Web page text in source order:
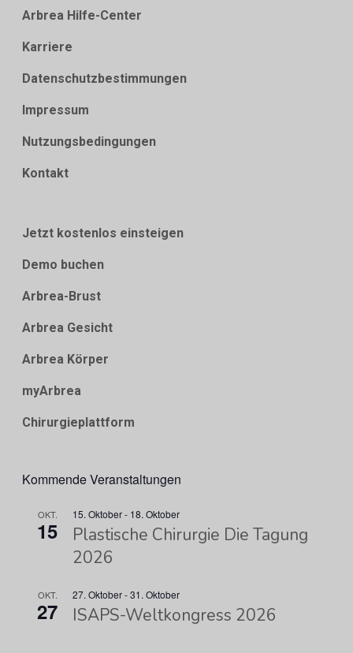
Arbrea Hilfe-Center
Karriere
Datenschutzbestimmungen
Impressum
Nutzungsbedingungen
Kontakt
Jetzt kostenlos einsteigen
Demo buchen
Arbrea-Brust
Arbrea Gesicht
Arbrea Körper
myArbrea
Chirurgieplattform
Kommende Veranstaltungen
OKT.
15
15. Oktober- 18. Oktober
Plastische Chirurgie Die Tagung
2026
OKT.
27
27. Oktober-31. Oktober
ISAPS-Weltkongress 2026